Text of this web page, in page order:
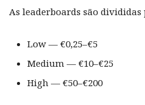
As leaderboards são
Low — €0,25–€5
Medium — €10–€25
High — €50–€200